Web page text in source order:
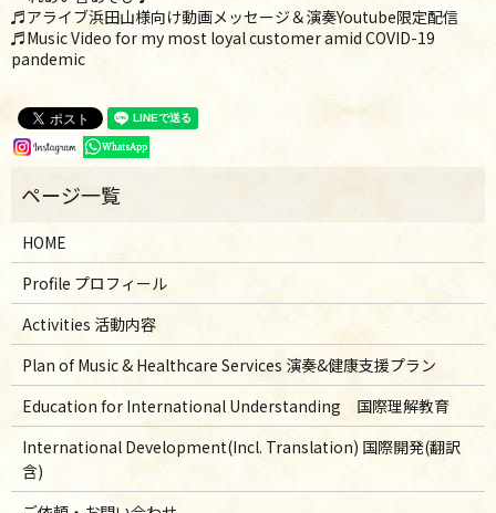
♬アライブ浜田山様向け動画メッセージ＆演奏Youtube限定配信
♬Music Video for my most loyal customer amid COVID-19
pandemic
HOME
Profile プロフィール
Activities 活動内容
Plan of Music & Healthcare Services 演奏&健康支援プラン
Education for International Understanding 国際理解教育
International Development(Incl. Translation) 国際開発(翻訳
含)